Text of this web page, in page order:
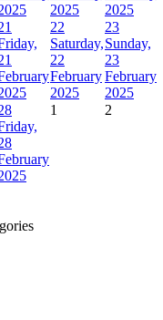
2025
2025
22
Saturday,
22
February
2025
23
Sunday,
23
February
2025
1 2